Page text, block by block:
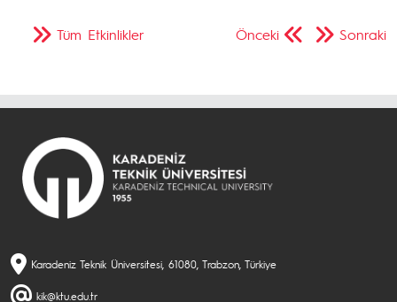
Önceki Sonraki
Tüm Etkinlikler
Karadeniz Teknik Üniversitesi, 61080, Trabzon, Türkiye
kik@ktu.edu.tr